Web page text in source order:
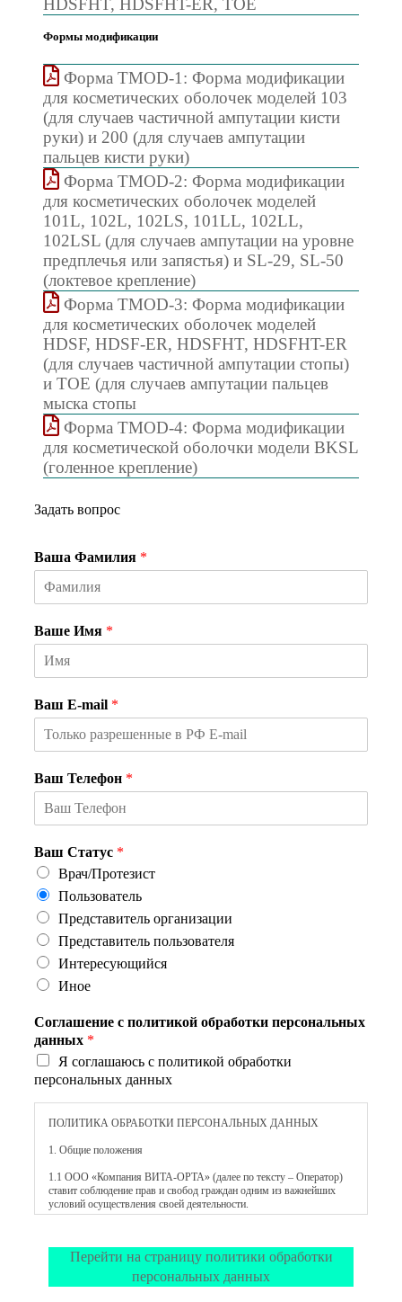
HDSFHT, HDSFHT-ER, TOE
Формы модификации
Форма TMOD-1: Форма модификации
для косметических оболочек моделей 103
(для случаев частичной ампутации кисти
руки) и 200 (для случаев ампутации
пальцев кисти руки)
Форма TMOD-2: Форма модификации
для косметических оболочек моделей
101L, 102L, 102LS, 101LL, 102LL,
102LSL (для случаев ампутации на уровне
предплечья или запястья) и SL-29, SL-50
(локтевое крепление)
Форма TMOD-3: Форма модификации
для косметических оболочек моделей
HDSF, HDSF-ER, HDSFHT, HDSFHT-ER
(для случаев частичной ампутации стопы)
и TOE (для случаев ампутации пальцев
мыска стопы
Форма TMOD-4: Форма модификации
для косметической оболочки модели BKSL
(голенное крепление)
Задать вопрос
Ваша Фамилия *
Ваше Имя *
Ваш E-mail *
Ваш Телефон *
Ваш Статус *
Врач/Протезист
Пользователь
Представитель организации
Представитель пользователя
Интересующийся
Иное
Соглашение с политикой обработки персональных
данных *
Я соглашаюсь с политикой обработки
персональных данных
ПОЛИТИКА ОБРАБОТКИ ПЕРСОНАЛЬНЫХ ДАННЫХ
1. Общие положения
1.1 ООО «Компания ВИТА-ОРТА» (далее по тексту – Оператор)
ставит соблюдение прав и свобод граждан одним из важнейших
условий осуществления своей деятельности.
данных (далее по тексту — Политика) применяется ко всей
информации, которую Оператор может получить о посетителях
веб-сайтов компании: www.vitaorta.ru, www.alps.vitaorta.ru,
www.regalprosthesis.vitaorta.ru, www.biostep.alps.vitaorta.ru,
Перейти на страницу политики обработки
персональных данных